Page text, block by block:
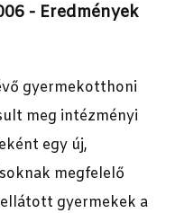
- Eredmények
gyermekotthoni
meg intézményi
egy új,
megfelelő
gyermekek a